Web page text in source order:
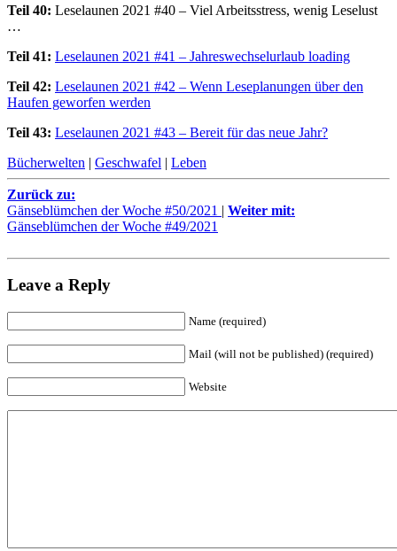
Teil 40: Leselaunen 2021 #40 – Viel Arbeitsstress, wenig Leselust
…
Teil 41: Leselaunen 2021 #41 – Jahreswechselurlaub loading
Teil 42: Leselaunen 2021 #42 – Wenn Leseplanungen über den
Haufen geworfen werden
Teil 43: Leselaunen 2021 #43 – Bereit für das neue Jahr?
Bücherwelten | Geschwafel | Leben
Zurück zu:
Gänseblümchen der Woche #50/2021 | Weiter mit:
Gänseblümchen der Woche #49/2021
Leave a Reply
Name (required)
Mail (will not be published) (required)
Website